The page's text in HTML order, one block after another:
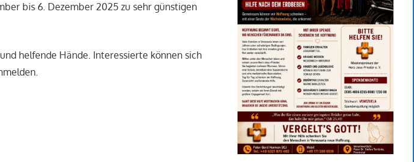
bis 6. Dezember 2025 zu sehr günstigen
helfende Hände. Interessierte können sich